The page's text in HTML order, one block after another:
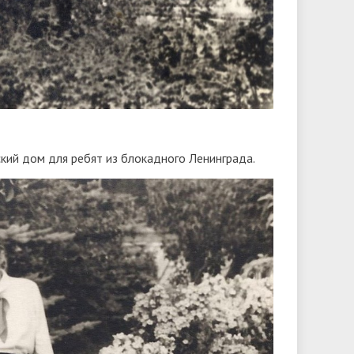
дом для ребят из блокадного Ленинграда.